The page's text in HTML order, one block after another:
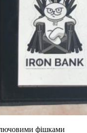
фішками